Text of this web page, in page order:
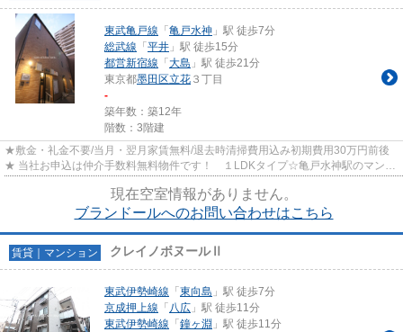
東武亀戸線 「 亀戸水神 」駅 徒歩7分
総武線 「 平井 」駅 徒歩15分
都営新宿線 「 大島 」駅 徒歩21分
東京都墨田区立花 ３丁目
-
築年数：築12年
階数：3階建
★敷金・礼金不要/当月・翌月家賃無料/退去時清掃費用込み初期費用30万円前後
★ 当社お申込は仲介手数料無料物件です！ １LDKタイプ☆亀戸水神駅のマンシ
現在空室情報がありません。
ブランドールへのお問い合わせはこちら
賃貸｜マンション クレイノボヌールⅡ
東武伊勢崎線 「 東向島 」駅 徒歩7分
京成押上線 「 八広 」駅 徒歩11分
東武伊勢崎線 「 鐘ヶ淵 」駅 徒歩11分